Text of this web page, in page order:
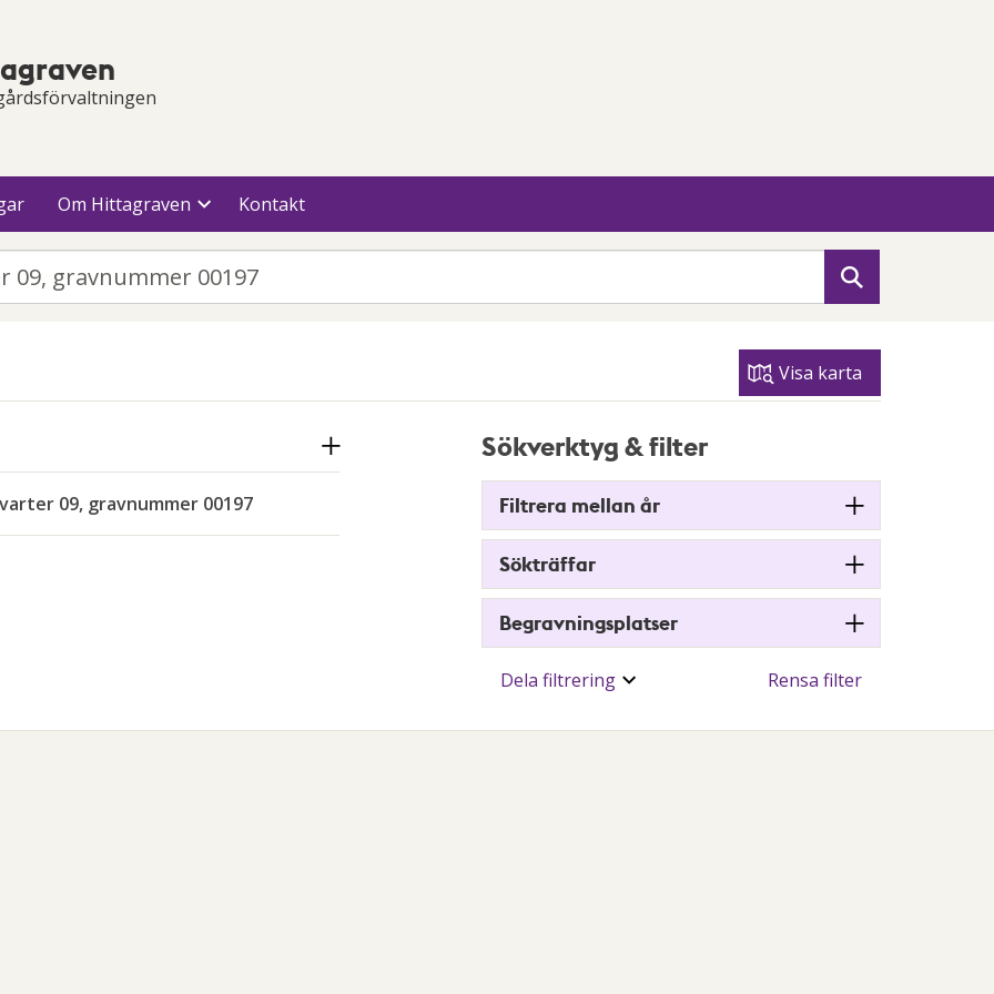
Om Hittagraven Kontakt
Sök
Visa karta
09, gravnummer 00197
Sökverktyg & filter
Filtrera mellan år
Sökträffar
Begravningsplatser
Dela filtrering Rensa filter